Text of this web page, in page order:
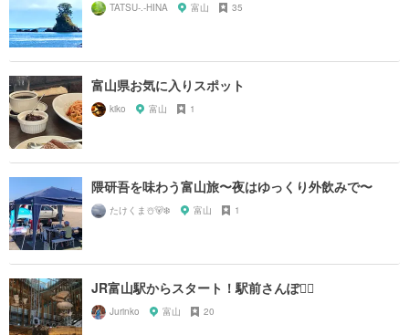
TATSU-.-HINA 富山 35
富山県お気に入りスポット
kiko 富山 1
隈研吾を味わう富山旅〜夜はゆっくり外飲みで〜
たけくま☃️🐻‍❄️ 富山 1
JR富山駅からスタート！駅前さんぽ🚶‍♀️
Jurinko 富山 20